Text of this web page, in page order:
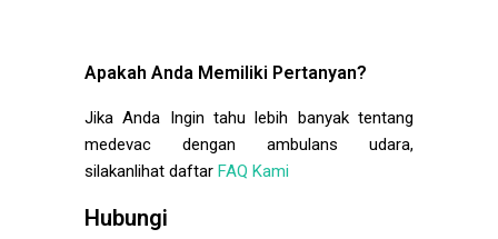
Apakah Anda Memiliki Pertanyan?
Jika Anda Ingin tahu lebih banyak tentang
medevac dengan ambulans udara,
silakanlihat daftarFAQ Kami
Hubungi